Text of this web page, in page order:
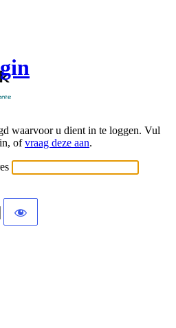
waarvoor u dient in te loggen. Vul
ofvraag deze aan.